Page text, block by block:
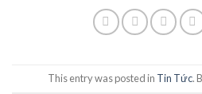
This entry was posted in Tin Tức.